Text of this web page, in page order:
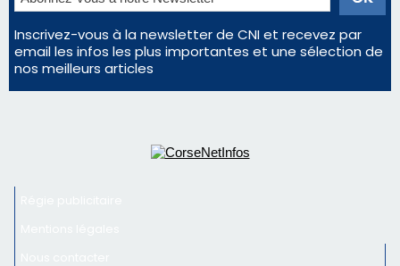
Régie publicitaire
Mentions légales
Nous contacter